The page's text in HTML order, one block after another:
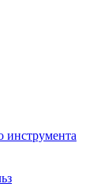
инструмента